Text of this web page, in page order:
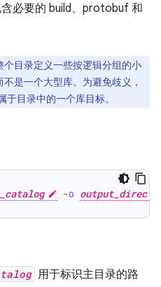
必要的 build、protobuf 和
个目录定义一些按逻辑分组的小
不是一个大型库。为避免歧义，
目录中的一个库目标。
-o
用于标识主目录的路